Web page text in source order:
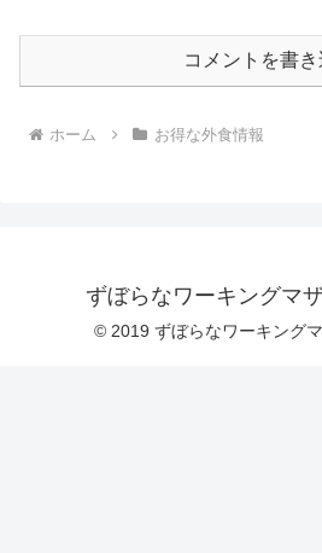
コメントを書き
ホーム お得な外食情報
ずぼらなワーキングマ
© 2019 ずぼらなワーキング